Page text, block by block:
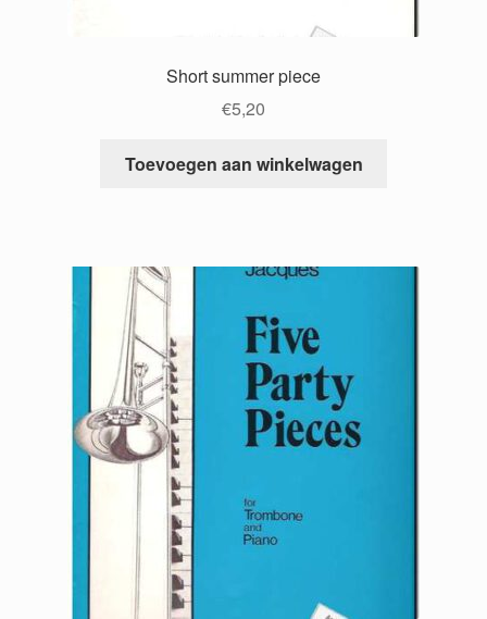
Short summer piece
€5,20
Toevoegen aan winkelwagen